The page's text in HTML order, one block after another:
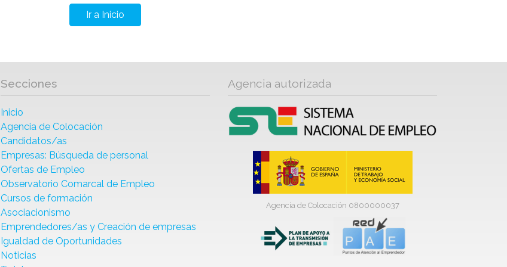
Ir a Inicio
Secciones
Inicio
Agencia de Colocación
Candidatos/as
Empresas: Búsqueda de personal
Ofertas de Empleo
Observatorio Comarcal de Empleo
Cursos de formación
Asociacionismo
Emprendedores/as y Creación de empresas
Igualdad de Oportunidades
Noticias
Agencia autorizada
Agencia de Colocación 0800000037